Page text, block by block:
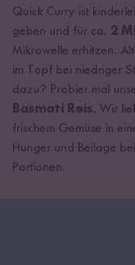
Quick Curry ist
geben und für ca. 2
Mikrowelle erhitzen.
im Topf bei niedriger
dazu? Probier mal
Basmati Reis. Wir
frischem Gemüse in
Hunger und Beilage
Portionen.